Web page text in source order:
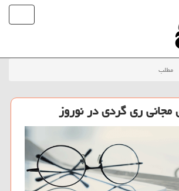
مطلب
مجانی ری گردی در نوروز